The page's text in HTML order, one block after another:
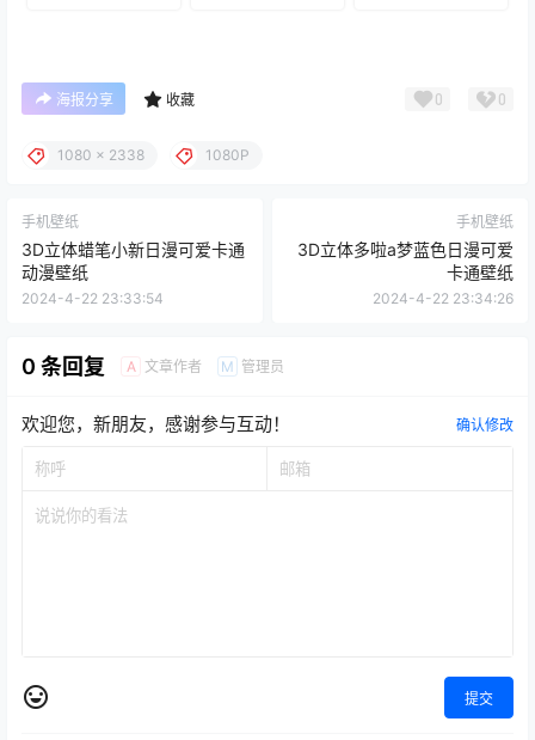
海报分享 收藏 0 0
1080 x 2338 1080P
手机壁纸
3D立体蜡笔小新日漫可爱卡通
动漫壁纸
2024-4-22 23:33:54
手机壁纸
3D立体多啦a梦蓝色日漫可爱
卡通壁纸
2024-4-22 23:34:26
0 条回复 A 文章作者 M 管理员
欢迎您，新朋友，感谢参与互动！ 确认修改
提交